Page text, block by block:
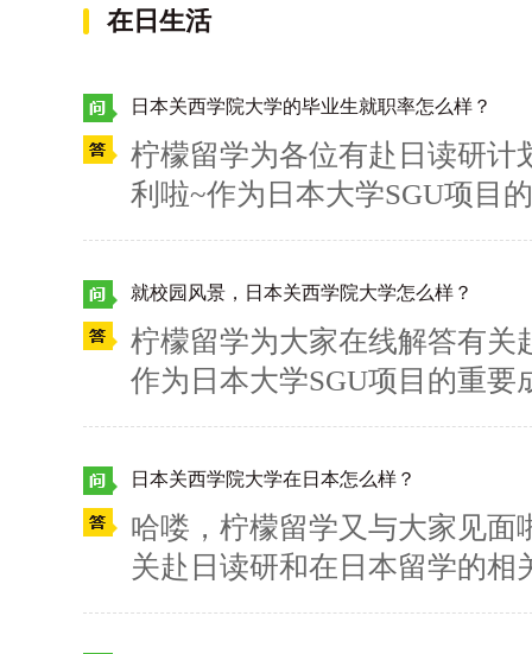
GU项目，还有哪些是你想了
在日生活
日本关西学院大学的毕业生就职率怎么样？
柠檬留学为各位有赴日读研计
利啦~作为日本大学SGU项目
业生就职率也是相当可观。以
场的满足度达到了95.9%，可
值。有关日本关西学院大学的
吧~
就校园风景，日本关西学院大学怎么样？
柠檬留学为大家在线解答有关
作为日本大学SGU项目的重
风景怎么样呢？答案是答案是
化遗产。有关日本关西学院
留学吧~
日本关西学院大学在日本怎么样？
哈喽，柠檬留学又与大家见
关赴日读研和在日本留学的相
项目的成员之一，日本关西学